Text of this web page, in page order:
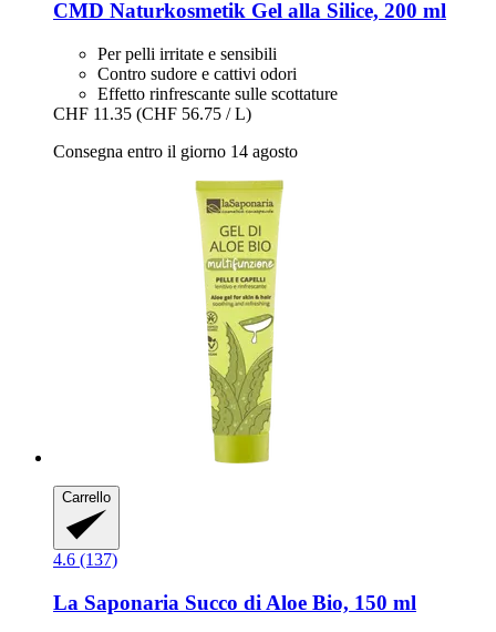
CMD Naturkosmetik Gel alla Silice, 200 ml
Per pelli irritate e sensibili
Contro sudore e cattivi odori
Effetto rinfrescante sulle scottature
CHF 11.35 (CHF 56.75 / L)
Consegna entro il giorno 14 agosto
Carrello
4.6 (137)
La Saponaria Succo di Aloe Bio, 150 ml